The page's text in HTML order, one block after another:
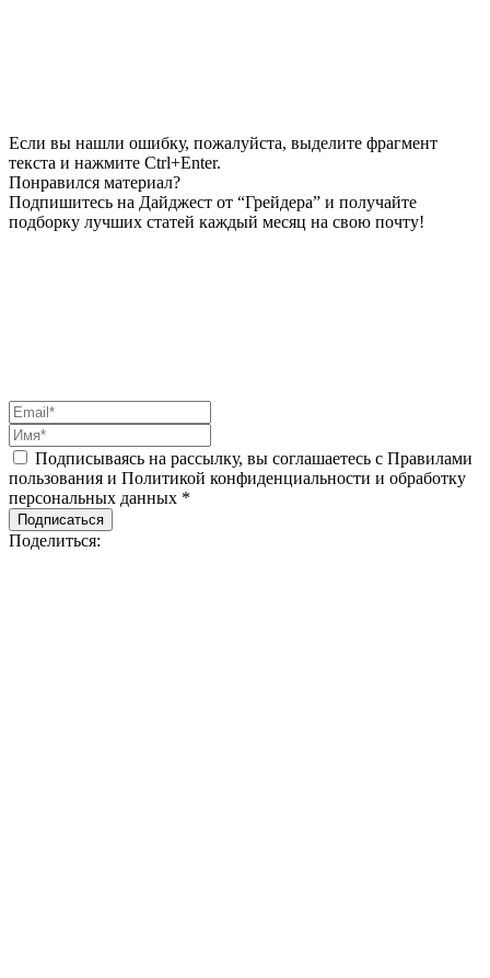
Если вы нашли ошибку, пожалуйста, выделите фрагмент
текста и нажмите Ctrl+Enter.
Понравился материал?
Подпишитесь на Дайджест от “Грейдера” и получайте
подборку лучших статей каждый месяц на свою почту!
Подписываясь на рассылку, вы соглашаетесь с Правилами
пользования и Политикой конфиденциальности и обработку
персональных данных *
Подписаться
Поделиться: